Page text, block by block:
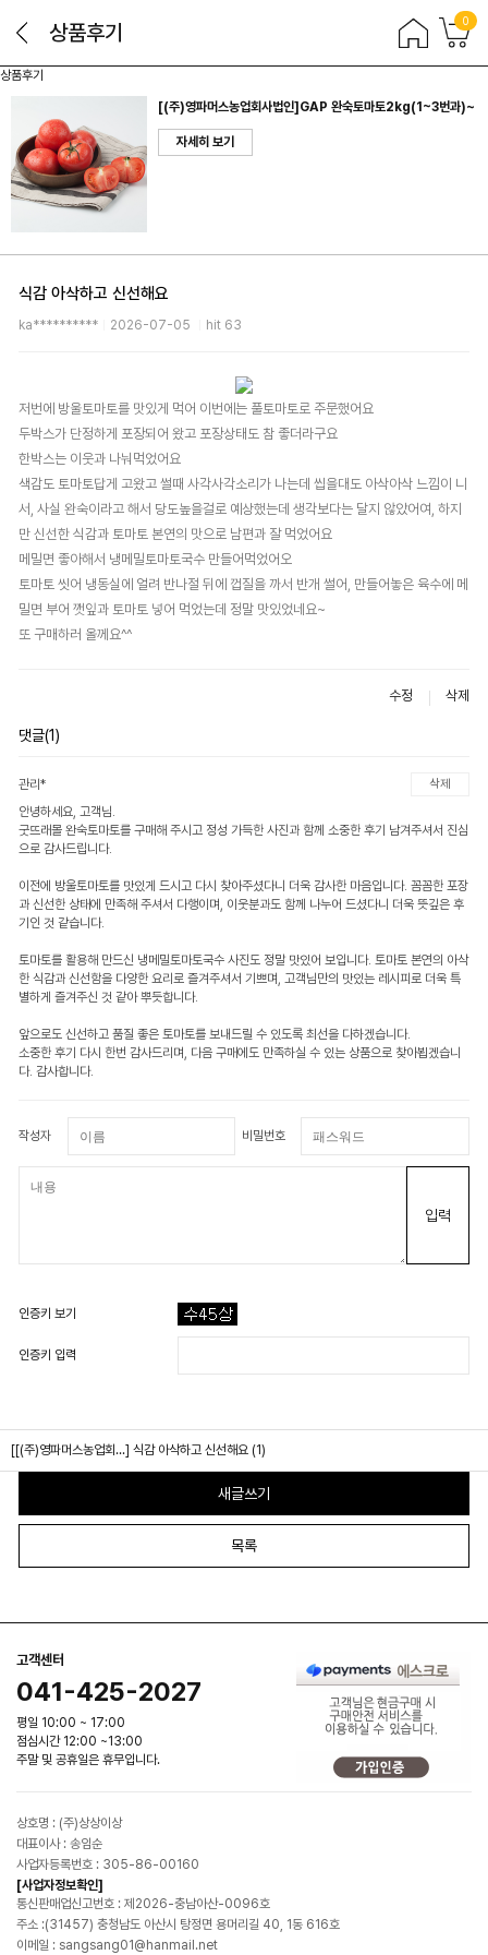
상품후기 0
상품후기
[(주)영파머스농업회사법인]GAP 완숙토마토2kg(1~3번과)~
자세히 보기
식감 아삭하고 신선해요
ka********** 2026-07-05 hit 63
저번에 방울토마토를 맛있게 먹어 이번에는 풀토마토로 주문했어요
두박스가 단정하게 포장되어 왔고 포장상태도 참 좋더라구요
한박스는 이웃과 나눠먹었어요
색감도 토마토답게 고왔고 썰때 사각사각소리가 나는데 씹을대도 아삭아삭 느낌이 니
서, 사실 완숙이라고 해서 당도높을걸로 예상했는데 생각보다는 달지 않았어여, 하지
만 신선한 식감과 토마토 본연의 맛으로 남편과 잘 먹었어요
메밀면 좋아해서 냉메밀토마토국수 만들어먹었어오
토마토 씻어 냉동실에 얼려 반나절 뒤에 껍질을 까서 반개 썰어, 만들어놓은 육수에 메
밀면 부어 깻잎과 토마토 넣어 먹었는데 정말 맛있었네요~
또 구매하러 올께요^^
수정 삭제
댓글(1)
관리* 삭제
안녕하세요, 고객님.
굿뜨래몰 완숙토마토를 구매해 주시고 정성 가득한 사진과 함께 소중한 후기 남겨주셔서 진심
으로 감사드립니다.
이전에 방울토마토를 맛있게 드시고 다시 찾아주셨다니 더욱 감사한 마음입니다. 꼼꼼한 포장
과 신선한 상태에 만족해 주셔서 다행이며, 이웃분과도 함께 나누어 드셨다니 더욱 뜻깊은 후
기인 것 같습니다.
토마토를 활용해 만드신 냉메밀토마토국수 사진도 정말 맛있어 보입니다. 토마토 본연의 아삭
한 식감과 신선함을 다양한 요리로 즐겨주셔서 기쁘며, 고객님만의 맛있는 레시피로 더욱 특
별하게 즐겨주신 것 같아 뿌듯합니다.
앞으로도 신선하고 품질 좋은 토마토를 보내드릴 수 있도록 최선을 다하겠습니다.
소중한 후기 다시 한번 감사드리며, 다음 구매에도 만족하실 수 있는 상품으로 찾아뵙겠습니
다. 감사합니다.
작성자 비밀번호
입력
인증키 보기
인증키 입력
[[(주)영파머스농업회...] 식감 아삭하고 신선해요 (1)
새글쓰기
목록
고객센터
041-425-2027
평일 10:00 ~ 17:00
점심시간 12:00 ~13:00
주말 및 공휴일은 휴무입니다.
상호명 : (주)상상이상
대표이사 : 송임순
사업자등록번호 : 305-86-00160
[사업자정보확인]
통신판매업신고번호 : 제2026-충남아산-0096호
주소 :(31457) 충청남도 아산시 탕정면 용머리길 40, 1동 616호
이메일 : sangsang01@hanmail.net